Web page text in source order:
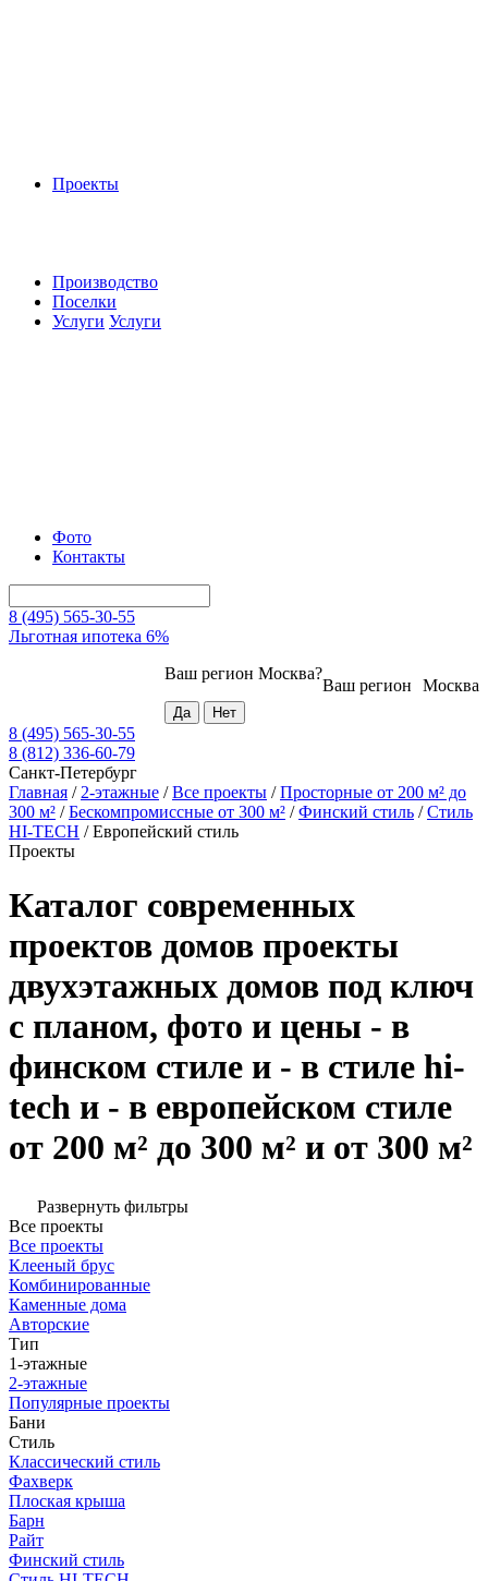
Проекты
Производство
Поселки
Услуги Услуги
Фото
Контакты
8 (495) 565-30-55
Льготная ипотека 6%
Москва
Ваш регион
Ваш регион Москва?
8 (495) 565-30-55
8 (812) 336-60-79
Санкт-Петербург
Главная / 2-этажные /Все проекты /Просторные от 200 м² до
300 м² /Бескомпромиссные от 300 м² /Финский стиль /Стиль
HI-TECH /Европейский стиль
Проекты
Каталог современных
проектов домов проекты
двухэтажных домов под ключ
с планом, фото и цены - в
финском стиле и - в стиле hi-
tech и - в европейском стиле
от 200 м² до 300 м² и от 300 м²
Развернуть фильтры
Все проекты
Все проекты
Клееный брус
Комбинированные
Каменные дома
Авторские
Тип
1-этажные
2-этажные
Популярные проекты
Бани
Стиль
Классический стиль
Фахверк
Плоская крыша
Барн
Райт
Финский стиль